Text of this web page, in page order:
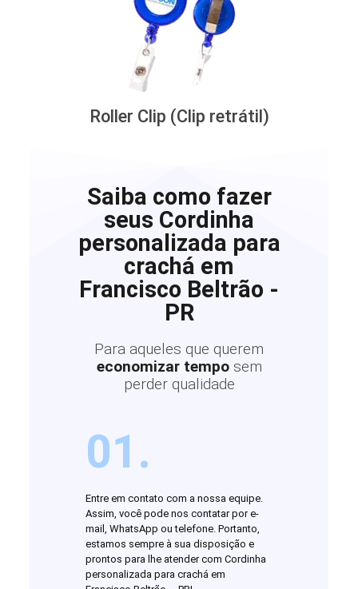
Roller Clip (Clip retrátil)
Saiba como fazer
seus Cordinha
personalizada para
crachá em
Francisco Beltrão -
PR
Para aqueles que querem
economizar tempo sem
perder qualidade
01.
Entre em contato com a nossa equipe.
Assim, você pode nos contatar por e-
mail, WhatsApp ou telefone. Portanto,
estamos sempre à sua disposição e
prontos para lhe atender com Cordinha
personalizada para crachá em